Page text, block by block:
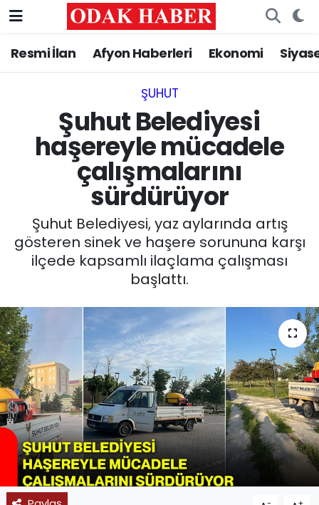
Resmi İlan Afyon Haberleri Ekonomi
ŞUHUT
Şuhut Belediyesi
haşereyle mücadele
çalışmalarını
sürdürüyor
Şuhut Belediyesi, yaz aylarında artış
gösteren sinek ve haşere sorununa karşı
ilçede kapsamlı ilaçlama çalışması
başlattı.
AFYONKARAHİSAR HABERLERİ
ASAYİŞ
GÜNCEL
SİYASET
EĞİTİM
MAGAZİN
SAĞLIK
11:11 MANŞET
Nöbetçi Eczaneler
Trafik Durumu
Süper Lig Puan Durumu ve Fikstür
Tüm Manşetler
Son Dakika Haberleri
Haber Arşivi